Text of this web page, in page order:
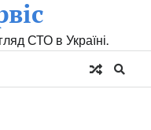
СТО в Україні.